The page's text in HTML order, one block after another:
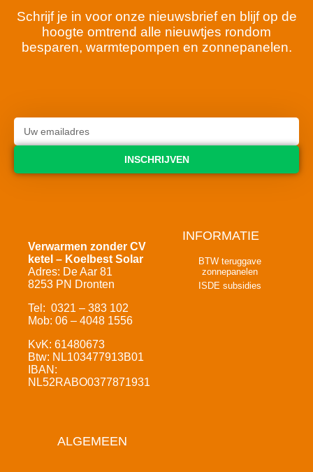
Schrijf je in voor onze nieuwsbrief en blijf op de
hoogte omtrend alle nieuwtjes rondom
besparen, warmtepompen en zonnepanelen.
INSCHRIJVEN
Verwarmen zonder CV
ketel – Koelbest Solar
Adres: De Aar 81
8253 PN Dronten
Tel: 0321 – 383 102
Mob: 06 – 4048 1556
KvK: 61480673
Btw: NL103477913B01
IBAN:
NL52RABO0377871931
INFORMATIE
BTW teruggave
zonnepanelen
ISDE subsidies
ALGEMEEN